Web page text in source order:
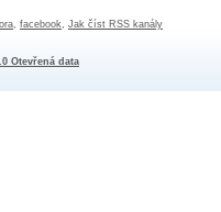
, facebook, Jak číst RSS kanály
Otevřená data